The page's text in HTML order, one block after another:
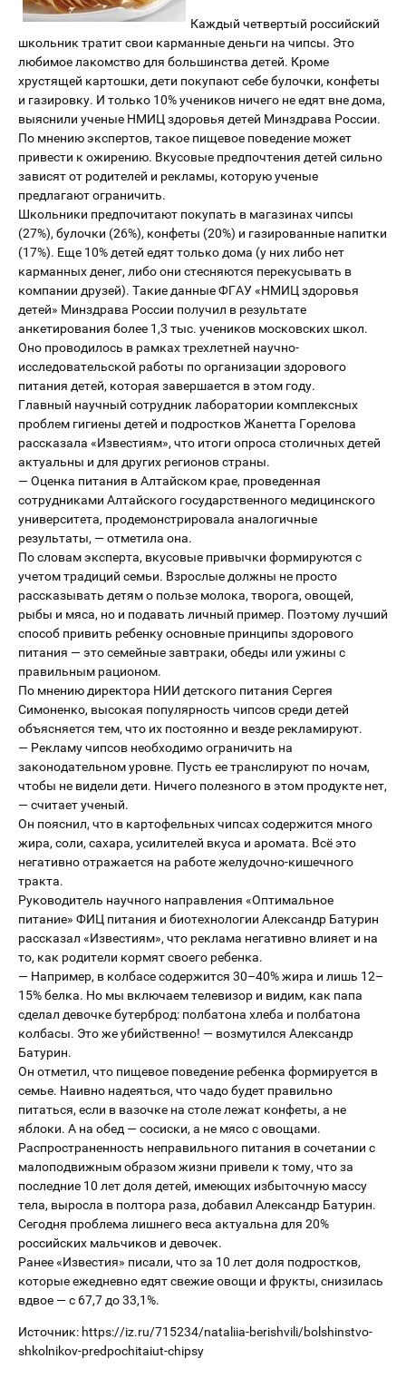
Каждый четвертый российский
школьник тратит свои карманные деньги на чипсы. Это
любимое лакомство для большинства детей. Кроме
хрустящей картошки, дети покупают себе булочки, конфеты
и газировку. И только 10% учеников ничего не едят вне дома,
выяснили ученые НМИЦ здоровья детей Минздрава России.
По мнению экспертов, такое пищевое поведение может
привести к ожирению. Вкусовые предпочтения детей сильно
зависят от родителей и рекламы, которую ученые
предлагают ограничить.
Школьники предпочитают покупать в магазинах чипсы
(27%), булочки (26%), конфеты (20%) и газированные напитки
(17%). Еще 10% детей едят только дома (у них либо нет
карманных денег, либо они стесняются перекусывать в
компании друзей). Такие данные ФГАУ «НМИЦ здоровья
детей» Минздрава России получил в результате
анкетирования более 1,3 тыс. учеников московских школ.
Оно проводилось в рамках трехлетней научно-
исследовательской работы по организации здорового
питания детей, которая завершается в этом году.
Главный научный сотрудник лаборатории комплексных
проблем гигиены детей и подростков Жанетта Горелова
рассказала «Известиям», что итоги опроса столичных детей
актуальны и для других регионов страны.
— Оценка питания в Алтайском крае, проведенная
сотрудниками Алтайского государственного медицинского
университета, продемонстрировала аналогичные
результаты, — отметила она.
По словам эксперта, вкусовые привычки формируются с
учетом традиций семьи. Взрослые должны не просто
рассказывать детям о пользе молока, творога, овощей,
рыбы и мяса, но и подавать личный пример. Поэтому лучший
способ привить ребенку основные принципы здорового
питания — это семейные завтраки, обеды или ужины с
правильным рационом.
По мнению директора НИИ детского питания Сергея
Симоненко, высокая популярность чипсов среди детей
объясняется тем, что их постоянно и везде рекламируют.
— Рекламу чипсов необходимо ограничить на
законодательном уровне. Пусть ее транслируют по ночам,
чтобы не видели дети. Ничего полезного в этом продукте нет,
— считает ученый.
Он пояснил, что в картофельных чипсах содержится много
жира, соли, сахара, усилителей вкуса и аромата. Всё это
негативно отражается на работе желудочно-кишечного
тракта.
Руководитель научного направления «Оптимальное
питание» ФИЦ питания и биотехнологии Александр Батурин
рассказал «Известиям», что реклама негативно влияет и на
то, как родители кормят своего ребенка.
— Например, в колбасе содержится 30–40% жира и лишь 12–
15% белка. Но мы включаем телевизор и видим, как папа
сделал девочке бутерброд: полбатона хлеба и полбатона
колбасы. Это же убийственно! — возмутился Александр
Батурин.
Он отметил, что пищевое поведение ребенка формируется в
семье. Наивно надеяться, что чадо будет правильно
питаться, если в вазочке на столе лежат конфеты, а не
яблоки. А на обед — сосиски, а не мясо с овощами.
Распространенность неправильного питания в сочетании с
малоподвижным образом жизни привели к тому, что за
последние 10 лет доля детей, имеющих избыточную массу
тела, выросла в полтора раза, добавил Александр Батурин.
Сегодня проблема лишнего веса актуальна для 20%
российских мальчиков и девочек.
Ранее «Известия» писали, что за 10 лет доля подростков,
которые ежедневно едят свежие овощи и фрукты, снизилась
вдвое — с 67,7 до 33,1%.
Источник: https://iz.ru/715234/nataliia-berishvili/bolshinstvo-
shkolnikov-predpochitaiut-chipsy